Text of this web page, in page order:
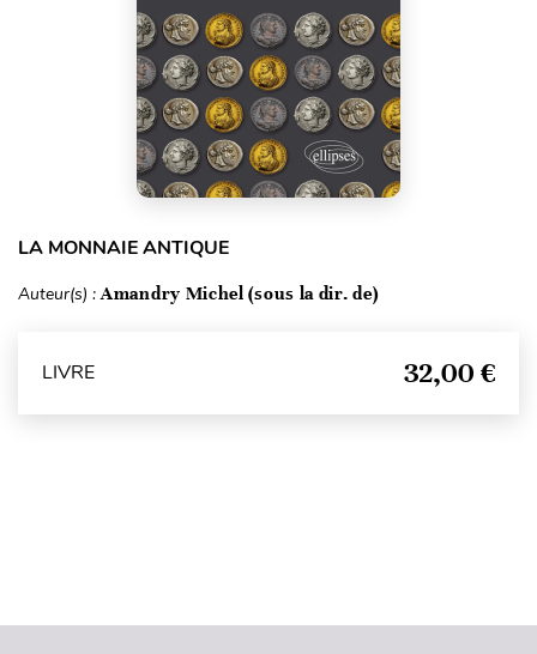
LA MONNAIE ANTIQUE
Auteur(s) :Amandry Michel (sous la dir. de)
LIVRE 32,00 €